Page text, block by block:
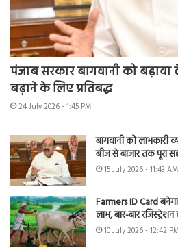
पंजाब सरकार बागवानी को
बढ़ाने के लिए प्रतिबद्ध
24 July 2026 - 1:45 PM
बागवानी को लाभकारी
बीज से बाजार तक पूरा
15 July 2026 - 11:43 AM
Farmers ID Card
लाभ, बार-बार
10 July 2026 - 12:42